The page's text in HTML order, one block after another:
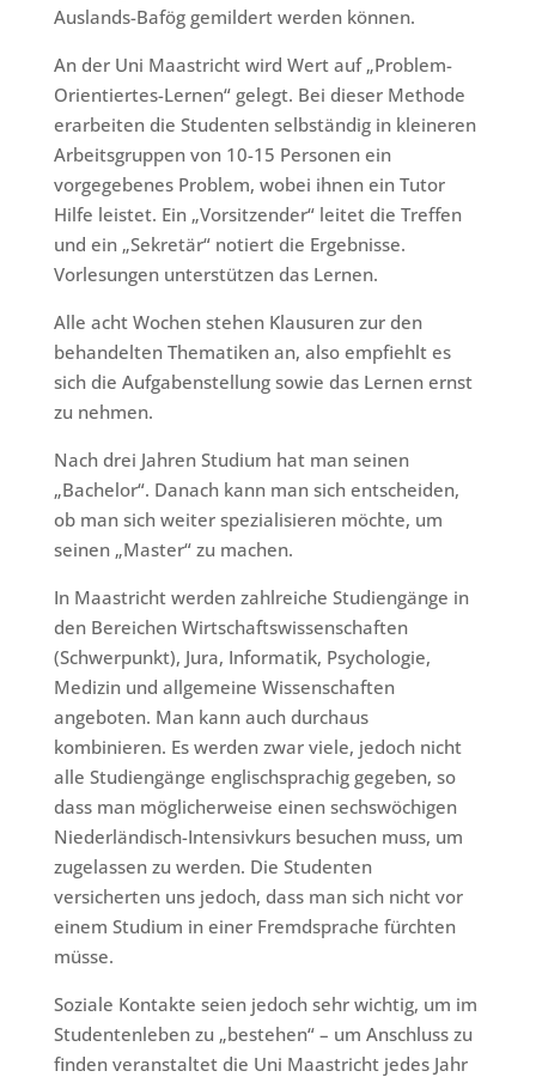
Auslands-Bafög gemildert werden können.
An der Uni Maastricht wird Wert auf „Problem-
Orientiertes-Lernen“ gelegt. Bei dieser Methode
erarbeiten die Studenten selbständig in kleineren
Arbeitsgruppen von 10-15 Personen ein
vorgegebenes Problem, wobei ihnen ein Tutor
Hilfe leistet. Ein „Vorsitzender“ leitet die Treffen
und ein „Sekretär“ notiert die Ergebnisse.
Vorlesungen unterstützen das Lernen.
Alle acht Wochen stehen Klausuren zur den
behandelten Thematiken an, also empfiehlt es
sich die Aufgabenstellung sowie das Lernen ernst
zu nehmen.
Nach drei Jahren Studium hat man seinen
„Bachelor“. Danach kann man sich entscheiden,
ob man sich weiter spezialisieren möchte, um
seinen „Master“ zu machen.
In Maastricht werden zahlreiche Studiengänge in
den Bereichen Wirtschaftswissenschaften
(Schwerpunkt), Jura, Informatik, Psychologie,
Medizin und allgemeine Wissenschaften
angeboten. Man kann auch durchaus
kombinieren. Es werden zwar viele, jedoch nicht
alle Studiengänge englischsprachig gegeben, so
dass man möglicherweise einen sechswöchigen
Niederländisch-Intensivkurs besuchen muss, um
zugelassen zu werden. Die Studenten
versicherten uns jedoch, dass man sich nicht vor
einem Studium in einer Fremdsprache fürchten
müsse.
Soziale Kontakte seien jedoch sehr wichtig, um im
Studentenleben zu „bestehen“ – um Anschluss zu
finden veranstaltet die Uni Maastricht jedes Jahr